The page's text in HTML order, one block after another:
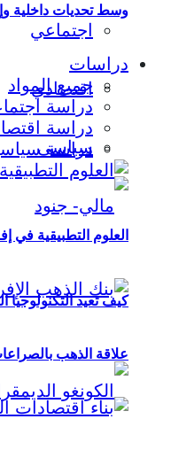
اجتماعي
اقتصادي
سياسي
كيف تعيد
وسط تحديات داخلية
دراسات
جميع المواد
دراسة
دراسة
دراسة
العلوم التطبيقية في
علاقة الذهب بالصراعات